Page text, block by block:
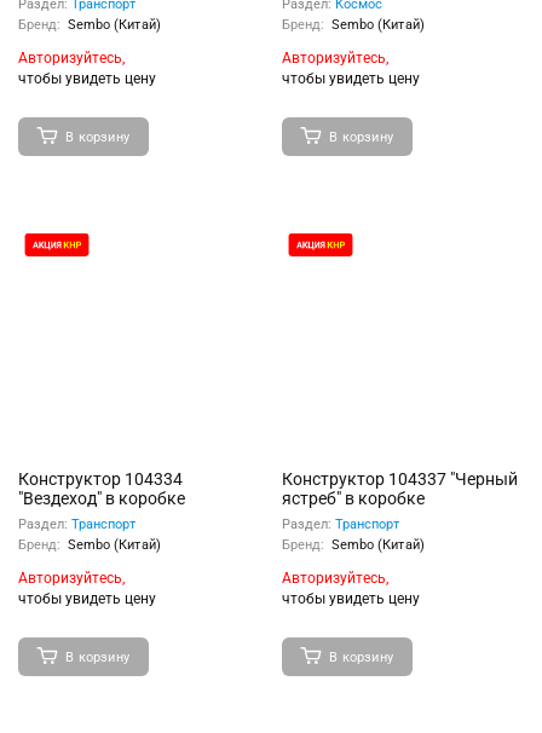
Раздел:
Транспорт
Бренд: Sembo (Китай)
Авторизуйтесь,
чтобы увидеть цену
В корзину
Раздел: Космос
Бренд: Sembo (Китай)
Авторизуйтесь,
чтобы увидеть цену
В корзину
Конструктор 104334
"Вездеход" в коробке
Раздел: Транспорт
Бренд: Sembo (Китай)
Авторизуйтесь,
чтобы увидеть цену
В корзину
Конструктор 104337 "Черный
ястреб" в коробке
Раздел: Транспорт
Бренд: Sembo (Китай)
Авторизуйтесь,
чтобы увидеть цену
В корзину